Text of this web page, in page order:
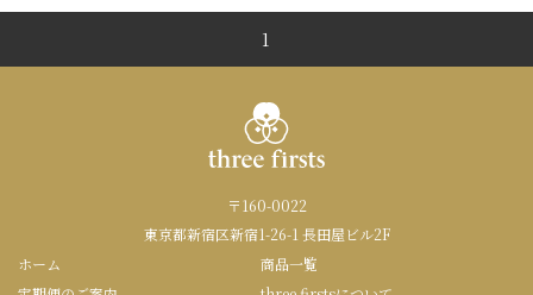
1
〒160-0022
東京都新宿区新宿1-26-1 長田屋ビル2F
ホーム
商品一覧